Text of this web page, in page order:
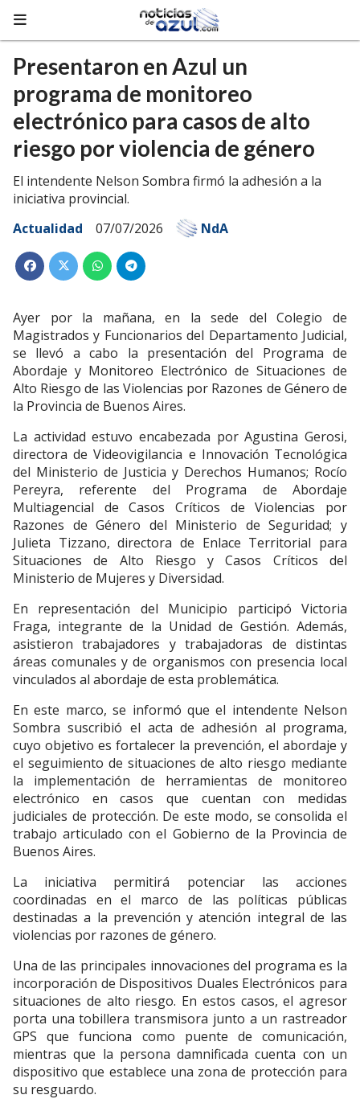
Presentaron en Azul un
programa de monitoreo
electrónico para casos de alto
riesgo por violencia de género
El intendente Nelson Sombra firmó la adhesión a la
iniciativa provincial.
Actualidad
07/07/2026 NdA
Ayer por la mañana, en la sede del Colegio de
Magistrados y Funcionarios del Departamento Judicial,
se llevó a cabo la presentación del Programa de
Abordaje y Monitoreo Electrónico de Situaciones de
Alto Riesgo de las Violencias por Razones de Género de
la Provincia de Buenos Aires.
La actividad estuvo encabezada por Agustina Gerosi,
directora de Videovigilancia e Innovación Tecnológica
del Ministerio de Justicia y Derechos Humanos; Rocío
Pereyra, referente del Programa de Abordaje
Multiagencial de Casos Críticos de Violencias por
Razones de Género del Ministerio de Seguridad; y
Julieta Tizzano, directora de Enlace Territorial para
Situaciones de Alto Riesgo y Casos Críticos del
Ministerio de Mujeres y Diversidad.
En representación del Municipio participó Victoria
Fraga, integrante de la Unidad de Gestión. Además,
asistieron trabajadores y trabajadoras de distintas
áreas comunales y de organismos con presencia local
vinculados al abordaje de esta problemática.
En este marco, se informó que el intendente Nelson
Sombra suscribió el acta de adhesión al programa,
cuyo objetivo es fortalecer la prevención, el abordaje y
el seguimiento de situaciones de alto riesgo mediante
la implementación de herramientas de monitoreo
electrónico en casos que cuentan con medidas
judiciales de protección. De este modo, se consolida el
trabajo articulado con el Gobierno de la Provincia de
Buenos Aires.
La iniciativa permitirá potenciar las acciones
coordinadas en el marco de las políticas públicas
destinadas a la prevención y atención integral de las
violencias por razones de género.
Una de las principales innovaciones del programa es la
incorporación de Dispositivos Duales Electrónicos para
situaciones de alto riesgo. En estos casos, el agresor
porta una tobillera transmisora junto a un rastreador
GPS que funciona como puente de comunicación,
mientras que la persona damnificada cuenta con un
dispositivo que establece una zona de protección para
su resguardo.